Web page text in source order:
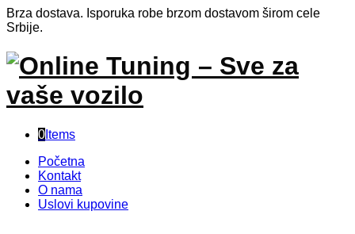
Brza dostava. Isporuka robe brzom dostavom širom cele
Srbije.
0 Items
Početna
Kontakt
O nama
Uslovi kupovine